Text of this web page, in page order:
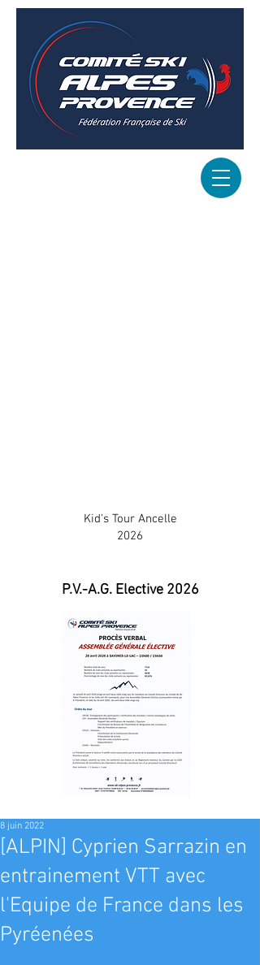
Kid's Tour Ancelle
2026
P.V.-A.G. Elective 2026
[ALPIN] Cyprien Sarrazin en
entrainement VTT avec
l'Equipe de France dans les
Pyréenées
8 juin 2022